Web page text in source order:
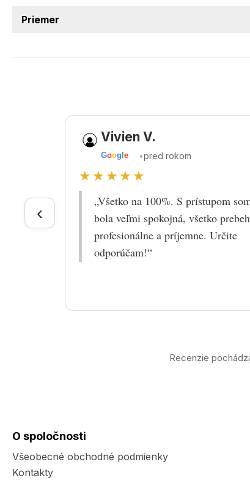
Priemer
‹
Vivien V.
Goog le •pred rokom
★★★★★
„Všetko na 100%. S prístupom
bola veľmi spokojná, všetko
profesionálne a príjemne. Určite
odporúčam!“
Recenzie
O spoločnosti
Všeobecné obchodné podmienky
Kontakty